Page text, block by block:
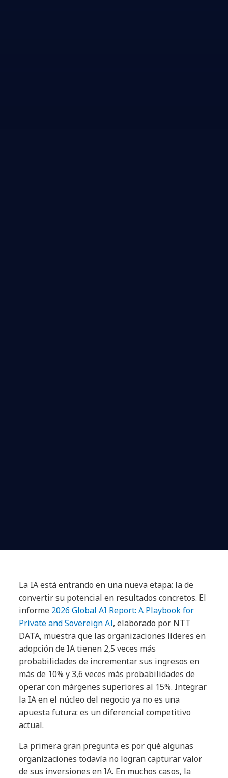
La IA está entrando en una nueva etapa: la de
convertir su potencial en resultados concretos. El
informe 2026 Global AI Report: A Playbook for
Private and Sovereign AI, elaborado por NTT
DATA, muestra que las organizaciones líderes en
adopción de IA tienen 2,5 veces más
probabilidades de incrementar sus ingresos en
más de 10% y 3,6 veces más probabilidades de
operar con márgenes superiores al 15%. Integrar
la IA en el núcleo del negocio ya no es una
apuesta futura: es un diferencial competitivo
actual.
La primera gran pregunta es por qué algunas
organizaciones todavía no logran capturar valor
de sus inversiones en IA. En muchos casos, la